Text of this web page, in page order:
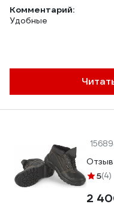
Комментарий:
Удобные
5(4)
2